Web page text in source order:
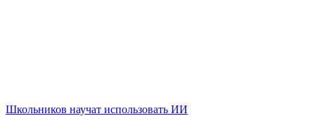
Школьников научат использовать ИИ